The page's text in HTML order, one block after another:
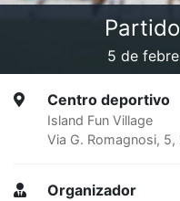
5 de
Centro deportivo
Island Fun Village
Via G. Romagnosi,
Organizador